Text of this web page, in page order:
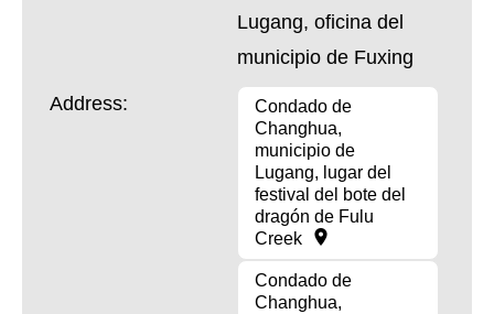
Lugang, oficina del
municipio de Fuxing
Address:
Condado de
Changhua,
municipio de
Lugang, lugar del
festival del bote del
dragón de Fulu
Creek
Condado de
Changhua,